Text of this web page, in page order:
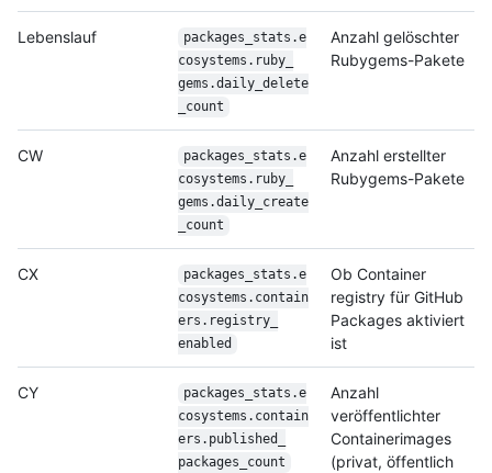
Lebenslauf
packages_stats.e
cosystems.ruby_
gems.daily_delete
count
Anzahl gelöschter
Rubygems-Pakete
CW
packages_stats.e
cosystems.ruby_
gems.daily_create
count
Anzahl erstellter
Rubygems-Pakete
CX
packages_stats.e
cosystems.contain
ers.registry_
enabled
Ob Container
registry für GitHub
Packages aktiviert
ist
CY
packages_stats.e
cosystems.contain
ers.published_
packages_count
Anzahl
veröffentlichter
Containerimages
(privat, öffentlich